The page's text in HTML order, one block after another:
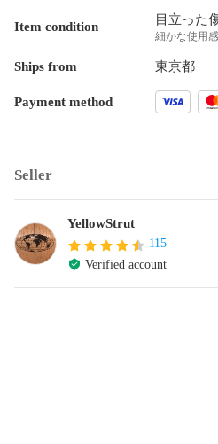
Item condition 目立った
細かな使用
Ships from 東京都
Payment method
Seller
YellowStrut
115
Verified account